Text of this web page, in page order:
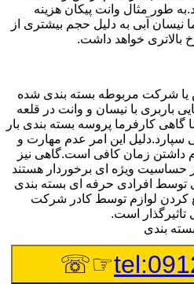
طور مثال وانت پیکان هزینه
نیسان آبی به دلیل حجم بیشتری از
بالاتری خواهد داشت.
شرکت مربوطه بسته بندی شده
باربری با نیسان و وانت در قلعه
کارفرما پروسه بسته بندی بار
سپارد.دلیل این امر عدم مهارت و
داشتن زمان کافی است.گاهی نیز
حساسیت ویژه ای برخوردار هستند
توسط افرادی حرفه ای بسته بندی
کردن لوازم توسط کادر شرکت
تاثیرگذار است.
بندی
داخل نیسان و وانت نیاز به
حبابدار،انواع☞☏